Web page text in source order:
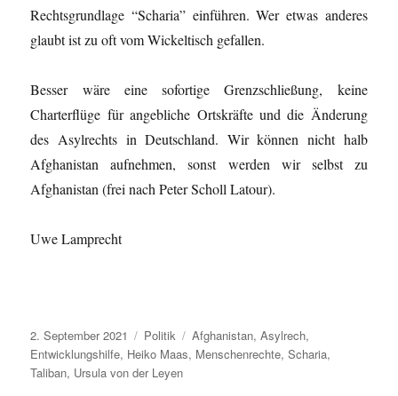
Rechtsgrundlage “Scharia” einführen. Wer etwas anderes
glaubt ist zu oft vom Wickeltisch gefallen.
Besser wäre eine sofortige Grenzschließung, keine
Charterflüge für angebliche Ortskräfte und die Änderung
des Asylrechts in Deutschland. Wir können nicht halb
Afghanistan aufnehmen, sonst werden wir selbst zu
Afghanistan (frei nach Peter Scholl Latour).
Uwe Lamprecht
Veröffentlicht
am
2. September 2021 Kategorien
Politik Schlagwörter
Afghanistan,Asylrech,
Entwicklungshilfe, Heiko Maas, Menschenrechte,Scharia,
Taliban, Ursula von der Leyen